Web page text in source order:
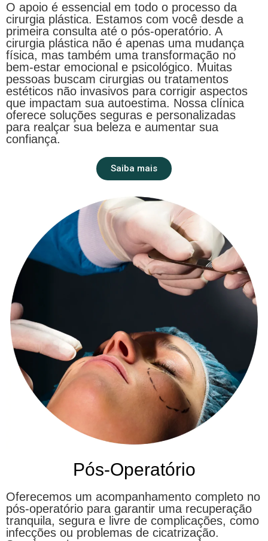
O apoio é essencial em todo o processo da
cirurgia plástica. Estamos com você desde a
primeira consulta até o pós-operatório. A
cirurgia plástica não é apenas uma mudança
física, mas também uma transformação no
bem-estar emocional e psicológico. Muitas
pessoas buscam cirurgias ou tratamentos
estéticos não invasivos para corrigir aspectos
que impactam sua autoestima. Nossa clínica
oferece soluções seguras e personalizadas
para realçar sua beleza e aumentar sua
confiança.
Saiba mais
Pós-Operatório
Oferecemos um acompanhamento completo no
pós-operatório para garantir uma recuperação
tranquila, segura e livre de complicações, como
infecções ou problemas de cicatrização.